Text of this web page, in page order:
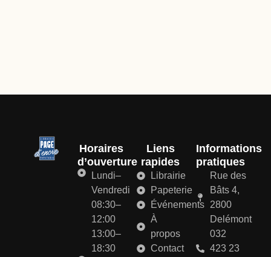
Horaires
d’ouverture
Lundi–
Vendredi
08:30–
12:00
13:00–
18:30
Liens
rapides
Librairie
Papeterie
Événements
À
propos
Contact
Informations
pratiques
Rue des
Bâts 4,
2800
Delémont
032
423 23